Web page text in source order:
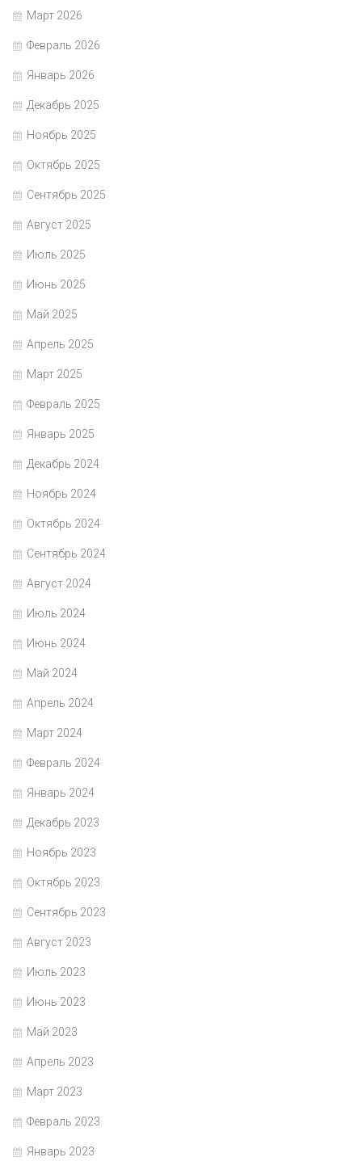
Март 2026
Февраль 2026
Январь 2026
Декабрь 2025
Ноябрь 2025
Октябрь 2025
Сентябрь 2025
Август 2025
Июль 2025
Июнь 2025
Май 2025
Апрель 2025
Март 2025
Февраль 2025
Январь 2025
Декабрь 2024
Ноябрь 2024
Октябрь 2024
Сентябрь 2024
Август 2024
Июль 2024
Июнь 2024
Май 2024
Апрель 2024
Март 2024
Февраль 2024
Январь 2024
Декабрь 2023
Ноябрь 2023
Октябрь 2023
Сентябрь 2023
Август 2023
Июль 2023
Июнь 2023
Май 2023
Апрель 2023
Март 2023
Февраль 2023
Январь 2023